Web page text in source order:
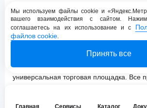
Главная Сервисы Каталог
Правительством Российской
Политика конфиденциальности
© 2009 - 2026 АО «Российский
универсальная торговая площадка. Все
Мы используем файлы cookie и
вашего взаимодействия с сайтом.
соглашаетесь на их использование и с
файлов cookie.
Принять все